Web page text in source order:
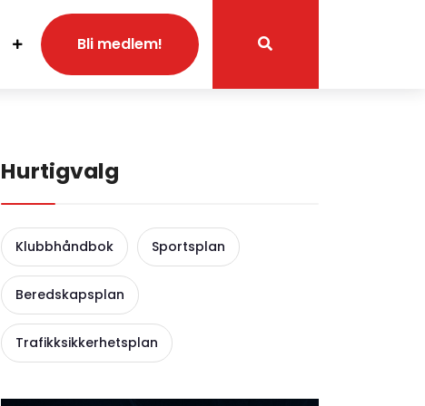
Bli medlem!
Hurtigvalg
Klubbhåndbok Sportsplan
Beredskapsplan
Trafikksikkerhetsplan